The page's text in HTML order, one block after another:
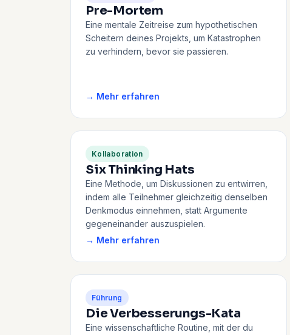
Pre-Mortem
Eine mentale Zeitreise zum hypothetischen
Scheitern deines Projekts, um Katastrophen
zu verhindern, bevor sie passieren.
→ Mehr erfahren
Kollaboration
Six Thinking Hats
Eine Methode, um Diskussionen zu entwirren,
indem alle Teilnehmer gleichzeitig denselben
Denkmodus einnehmen, statt Argumente
gegeneinander auszuspielen.
→ Mehr erfahren
Führung
Die Verbesserungs-Kata
Eine wissenschaftliche Routine, mit der du